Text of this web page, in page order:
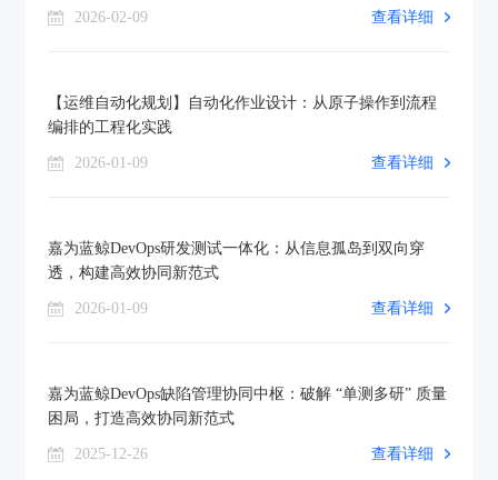
2026-02-09 查看详细
【运维自动化规划】自动化作业设计：从原子操作到流程
编排的工程化实践
2026-01-09 查看详细
嘉为蓝鲸DevOps研发测试一体化：从信息孤岛到双向穿
透，构建高效协同新范式
2026-01-09 查看详细
嘉为蓝鲸DevOps缺陷管理协同中枢：破解 “单测多研” 质量
困局，打造高效协同新范式
2025-12-26 查看详细